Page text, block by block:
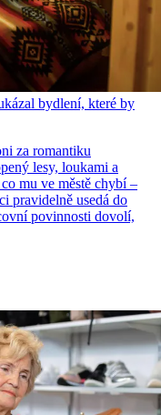
bydlení, které by
za romantiku
lesy, loukami a
mu ve městě chybí –
pravidelně usedá do
povinnosti dovolí,